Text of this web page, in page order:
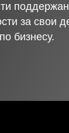
за свои
бизнесу.